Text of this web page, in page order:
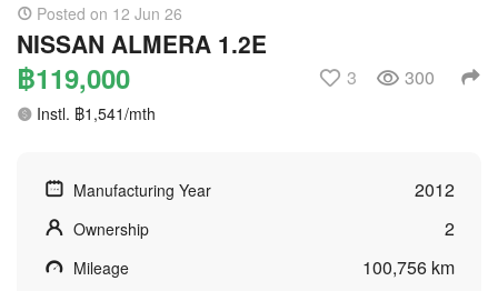
Posted on 12 Jun 26
NISSAN ALMERA 1.2E
฿119,000 3 300
Instl. ฿1,541/mth
Manufacturing Year 2012
Ownership 2
Mileage 100,756 km